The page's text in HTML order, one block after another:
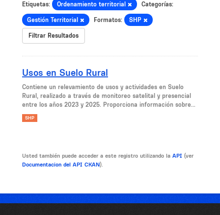
Etiquetas: Ordenamiento territorial Categorías:
Gestión Territorial Formatos: SHP
Filtrar Resultados
Usos en Suelo Rural
Contiene un relevamiento de usos y actividades en Suelo
Rural, realizado a través de monitoreo satelital y presencial
entre los años 2023 y 2025. Proporciona información sobre...
SHP
Usted también puede acceder a este registro utilizando la API (ver
Documentacion del API CKAN).